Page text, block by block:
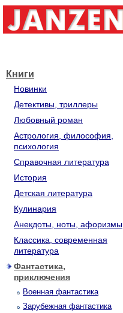
Книги
Новинки
Детективы, триллеры
Любовный роман
Астрология, философия,
психология
Справочная литература
История
Детская литература
Кулинария
Анекдоты, ноты, афоризмы
Классика, современная
литература
Фантастика,
приключения
Военная фантастика
Зарубежная фантастика